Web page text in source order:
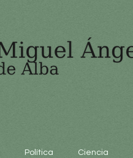
Política Ciencia